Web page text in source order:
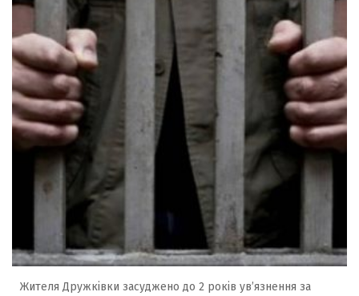
Жителя Дружківки засуджено до 2 років ув’язнення за